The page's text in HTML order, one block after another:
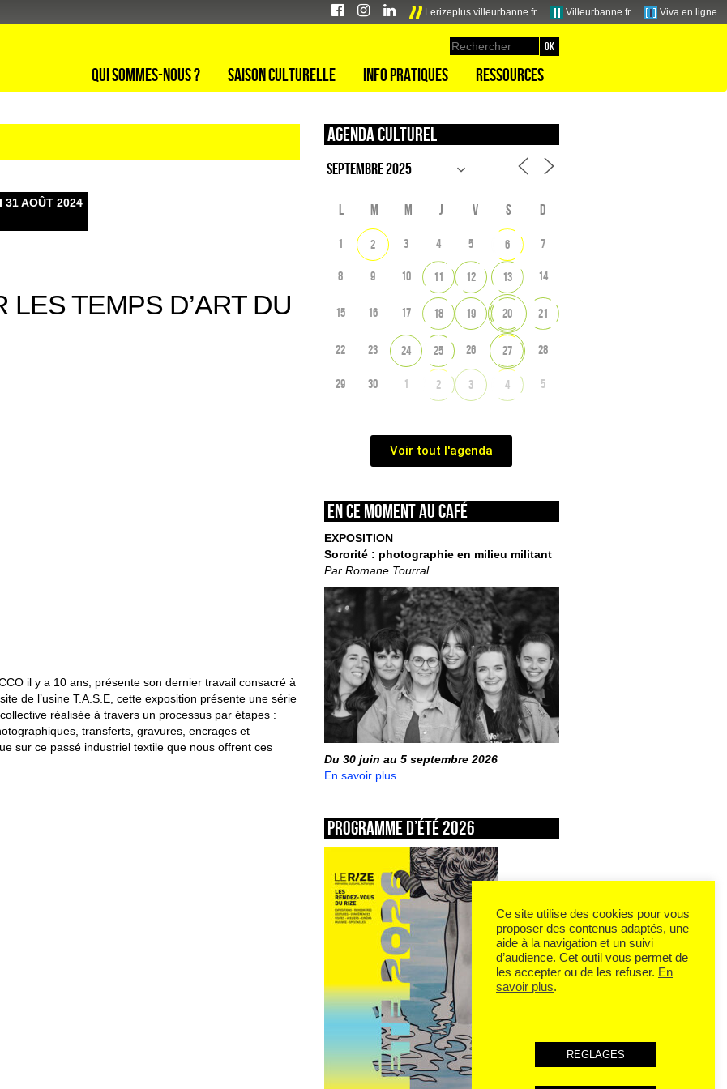
Lerizeplus.villeurbanne.fr Villeurbanne.fr Viva en ligne
Qui sommes-nous ? Saison culturelle Info pratiques Ressources
31 AOÛT 2024
LES TEMPS D’ART DU
il y a 10 ans, présente son dernier travail consacré à
de l’usine T.A.S.E, cette exposition présente une série
réalisée à travers un processus par étapes :
transferts, gravures, encrages et
sur ce passé industriel textile que nous offrent ces
Agenda culturel
L M M J V S D
1 2 3 4 5 6 7
8 9 10 11 12 13 14
15 16 17 18 19 20 21
22 23 24 25 26 27 28
29 30 1 2 3 4 5
Voir tout l'agenda
En ce moment au café
EXPOSITION
Sororité : photographie en milieu militant
Par Romane Tourral
Du 30 juin au 5 septembre 2026
En savoir plus
Programme d’été 2026
Ce site utilise des cookies pour vous
proposer des contenus adaptés, une
aide à la navigation et un suivi
d’audience. Cet outil vous permet de
les accepter ou de les refuser. En
savoir plus.
REGLAGES